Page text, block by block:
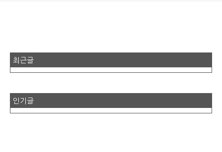
최근글
인기글